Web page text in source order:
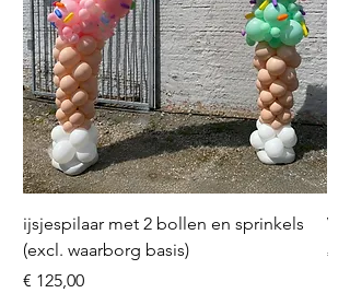
ijsjespilaar met 2 bollen en sprinkels
(excl. waarborg basis)
Prijs
€ 125,00
Prijs
€